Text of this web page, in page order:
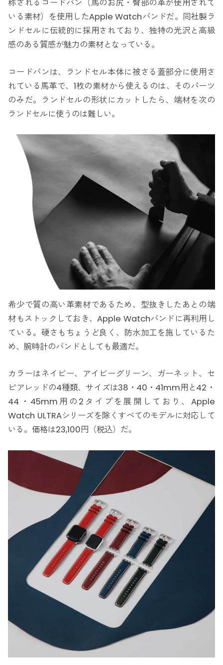
称されるコードバン（馬のお尻・臀部の革が使用されて
いる素材）を使用したApple Watchバンドだ。同社製ラ
ンドセルに伝統的に採用されており、独特の光沢と高級
感のある質感が魅力の素材となっている。
コードバンは、ランドセル本体に被さる蓋部分に使用さ
れている馬革で、1枚の素材から使えるのは、そのパーツ
のみだ。ランドセルの形状にカットしたら、端材を次の
ランドセルに使うのは難しい。
希少で質の高い革素材であるため、型抜きしたあとの端
材もストックしておき、Apple Watchバンドに再利用し
ている。硬さもちょうど良く、防水加工を施しているた
め、腕時計のバンドとしても最適だ。
カラーはネイビー、アイビーグリーン、ガーネット、セ
ピアレッドの4種類、サイズは38・40・41mm用と42・
44・45mm用の2タイプを展開しており、Apple
Watch ULTRAシリーズを除くすべてのモデルに対応して
いる。価格は23,100円（税込）だ。